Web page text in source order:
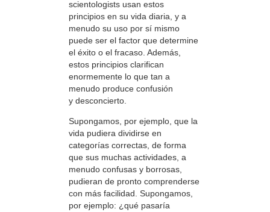
scientologists usan estos
principios en su vida diaria, y a
menudo su uso por sí mismo
puede ser el factor que determine
el éxito o el fracaso. Además,
estos principios clarifican
enormemente lo que tan a
menudo produce confusión
y desconcierto.
Supongamos, por ejemplo, que la
vida pudiera dividirse en
categorías correctas, de forma
que sus muchas actividades, a
menudo confusas y borrosas,
pudieran de pronto comprenderse
con más facilidad. Supongamos,
por ejemplo: ¿qué pasaría